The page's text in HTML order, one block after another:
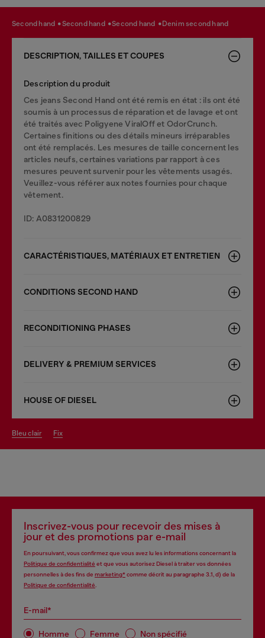
second hand second hand second hand denim second hand
DESCRIPTION, TAILLES ET COUPES
Description du produit
Ces jeans Second Hand ont été remis en état : ils ont été
soumis à un processus de réparation et de lavage et ont
été traités avec Poligyene ViralOff et OdorCrunch.
Certaines finitions ou des détails mineurs irréparables
ont été remplacés. Les mesures de taille concernent les
articles neufs, certaines variations par rapport à ces
mesures peuvent survenir pour les vêtements usagés.
Veuillez-vous référer aux notes fournies pour chaque
vêtement.
ID: A0831200829
CARACTÉRISTIQUES, MATÉRIAUX ET ENTRETIEN
CONDITIONS SECOND HAND
RECONDITIONING PHASES
DELIVERY & PREMIUM SERVICES
HOUSE OF DIESEL
bleu clair fix
Inscrivez-vous pour recevoir des mises à
jour et des promotions par e-mail
En poursuivant, vous confirmez que vous avez lu les informations concernant la
Politique de confidentialité et que vous autorisez Diesel à traiter vos données
personnelles à des fins de marketing*comme décrit au paragraphe 3.1, d) de la
Politique de confidentialité
E-mail*
Homme Femme Non spécifié